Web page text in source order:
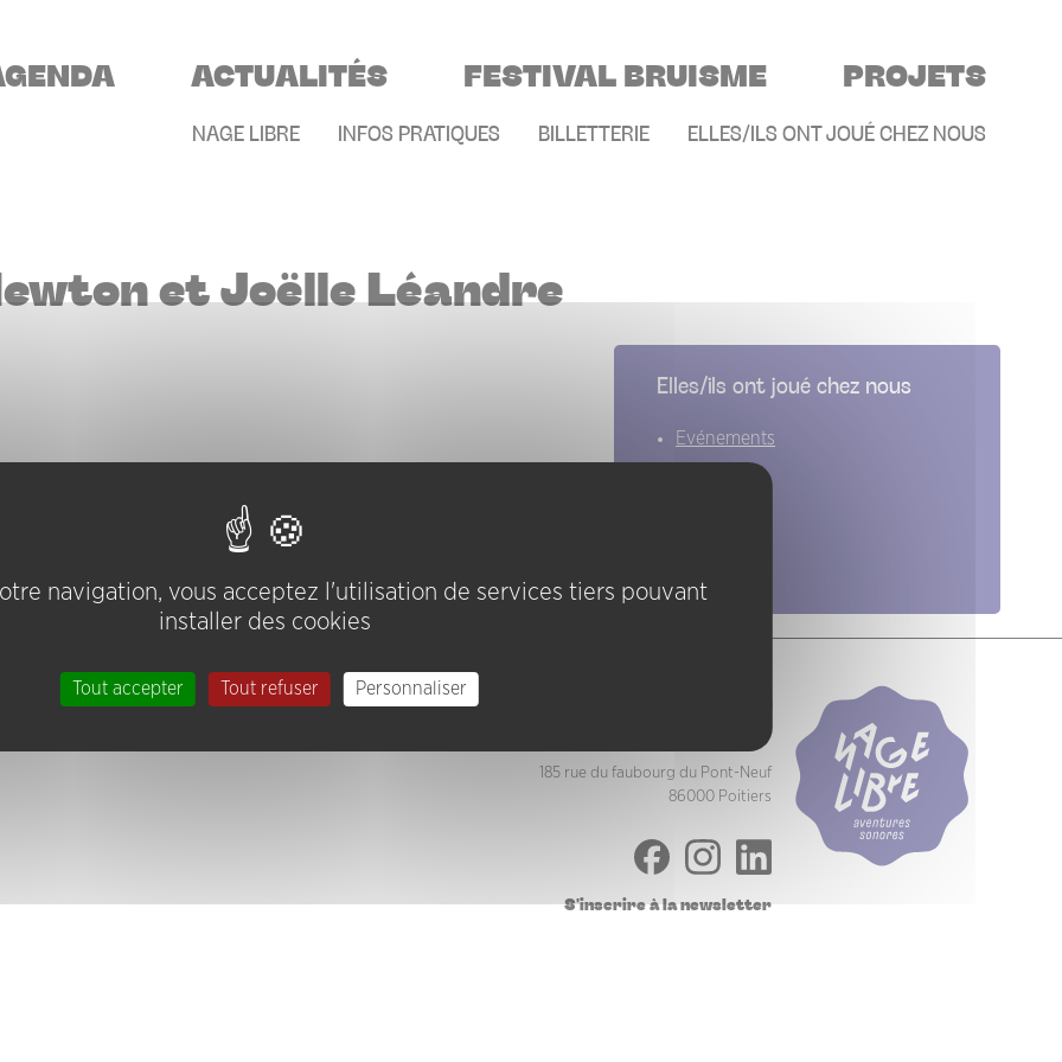
PRINCIPALE
ACTUALITÉS FESTIVAL BRUISME PROJETS
MENU SECONDAIRE
NAGE LIBRE INFOS PRATIQUES BILLETTERIE ELLES/ILS ONT JOUÉ CHEZ NOUS
et Joëlle Léandre
Elles/ils ont joué chez nous
Evénements
Association Jazz à Poitiers
185 rue du faubourg du Pont-Neuf
86000 Poitiers
S'inscrire à la newsletter
navigation, vous acceptez l'utilisation de services tiers pouvant
installer des cookies
Tout accepter Tout refuser Personnaliser